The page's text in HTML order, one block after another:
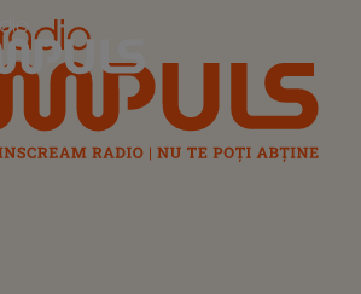
Impuls